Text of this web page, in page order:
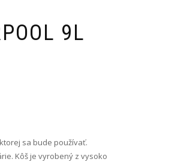
9L
sa bude používať.
Kôš je vyrobený z vysoko